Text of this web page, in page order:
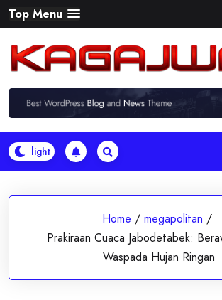
Skip
to
content
Top Menu
Home / megapolitan /
Prakiraan Cuaca Jabodetabek:
Waspada Hujan Ringan